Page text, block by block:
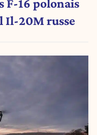
Il-20M russe